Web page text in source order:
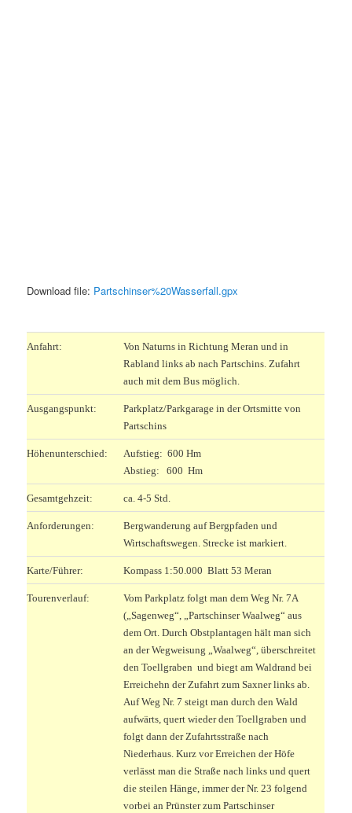
Download file: Partschinser%20Wasserfall.gpx
Anfahrt:
Von Naturns in Richtung Meran und in
Rabland links ab nach Partschins. Zufahrt
auch mit dem Bus möglich.
Ausgangspunkt:
Parkplatz/Parkgarage in der Ortsmitte von
Partschins
Höhenunterschied:
Aufstieg: 600 Hm
Abstieg: 600 Hm
Gesamtgehzeit: ca. 4-5 Std.
Anforderungen:
Bergwanderung auf Bergpfaden und
Wirtschaftswegen. Strecke ist markiert.
Karte/Führer: Kompass 1:50.000 Blatt 53 Meran
Tourenverlauf:
Vom Parkplatz folgt man dem Weg Nr. 7A
(„Sagenweg“, „Partschinser Waalweg“ aus
dem Ort. Durch Obstplantagen hält man sich
an der Wegweisung „Waalweg“, überschreitet
den Toellgraben und biegt am Waldrand bei
Erreichehn der Zufahrt zum Saxner links ab.
Auf Weg Nr. 7 steigt man durch den Wald
aufwärts, quert wieder den Toellgraben und
folgt dann der Zufahrtsstraße nach
Niederhaus. Kurz vor Erreichen der Höfe
verlässt man die Straße nach links und quert
die steilen Hänge, immer der Nr. 23 folgend
vorbei an Prünster zum Partschinser